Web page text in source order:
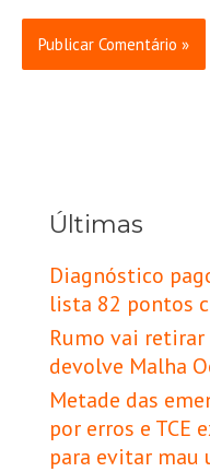
Últimas
Diagnóstico
lista 82 pontos
Rumo vai retirar
devolve Malha
Metade das
por erros e TCE
para evitar mau